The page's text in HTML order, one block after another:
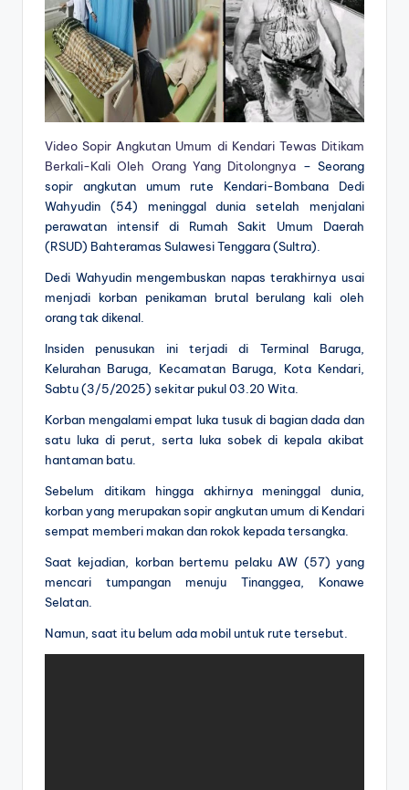
Video Sopir Angkutan Umum di Kendari Tewas Ditikam
Berkali-Kali Oleh Orang Yang Ditolongnya – Seorang
sopir angkutan umum rute Kendari-Bombana Dedi
Wahyudin (54) meninggal dunia setelah menjalani
perawatan intensif di Rumah Sakit Umum Daerah
(RSUD) Bahteramas Sulawesi Tenggara (Sultra).
Dedi Wahyudin mengembuskan napas terakhirnya usai
menjadi korban penikaman brutal berulang kali oleh
orang tak dikenal.
Insiden penusukan ini terjadi di Terminal Baruga,
Kelurahan Baruga, Kecamatan Baruga, Kota Kendari,
Sabtu (3/5/2025) sekitar pukul 03.20 Wita.
Korban mengalami empat luka tusuk di bagian dada dan
satu luka di perut, serta luka sobek di kepala akibat
hantaman batu.
Sebelum ditikam hingga akhirnya meninggal dunia,
korban yang merupakan sopir angkutan umum di Kendari
sempat memberi makan dan rokok kepada tersangka.
Saat kejadian, korban bertemu pelaku AW (57) yang
mencari tumpangan menuju Tinanggea, Konawe
Selatan.
Namun, saat itu belum ada mobil untuk rute tersebut.